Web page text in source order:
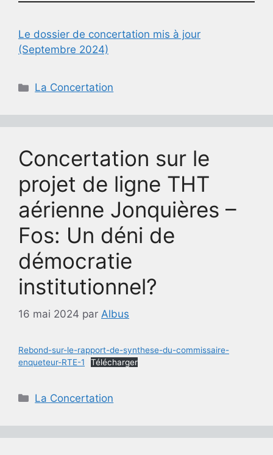
Le dossier de concertation mis à jour
(Septembre 2024)
Catégories
La Concertation
Concertation sur le
projet de ligne THT
aérienne Jonquières –
Fos: Un déni de
démocratie
institutionnel?
16 mai 2024 par Albus
Rebond-sur-le-rapport-de-synthese-du-commissaire-
enqueteur-RTE-1
Télécharger
Catégories
La Concertation